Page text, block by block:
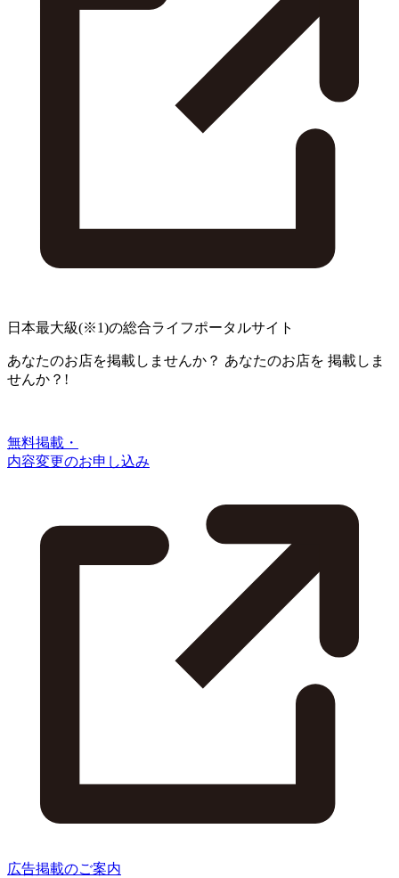
日本最大級(※1)の総合ライフポータルサイト
あなたのお店を掲載しませんか？ あなたのお店を 掲載しま
せんか？!
無料掲載・
内容変更のお申し込み
広告掲載のご案内